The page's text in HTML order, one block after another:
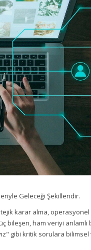
Geleceği Şekillendir.
karar alma,
bileşen, ham veriyi
gibi kritik sorulara bilimsel